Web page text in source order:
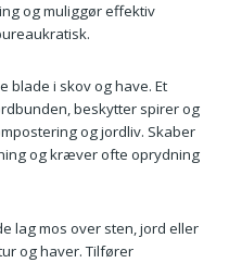
og muliggør effektiv
blade i skov og have. Et
beskytter spirer og
og jordliv. Skaber
og kræver ofte oprydning
lag mos over sten, jord eller
og haver. Tilfører